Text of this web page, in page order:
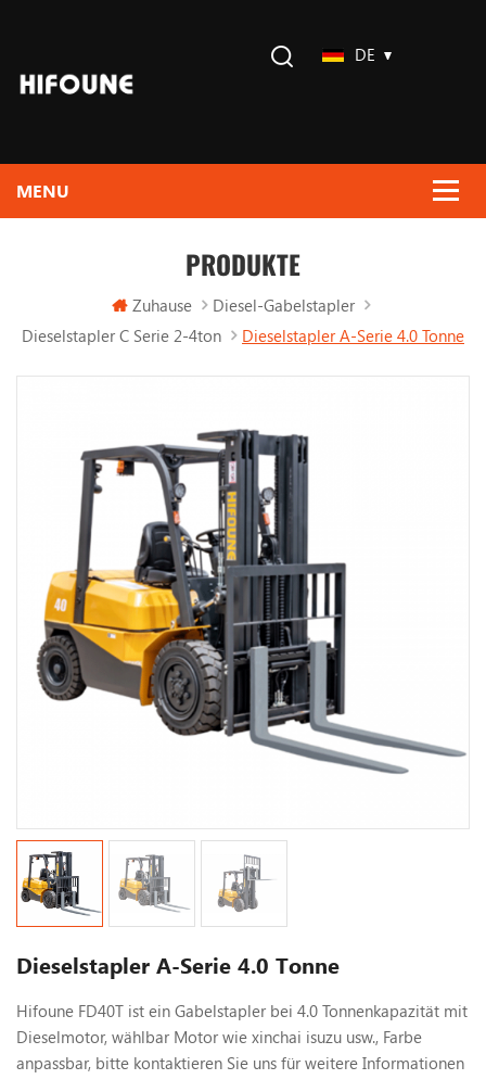
DE
PRODUKTE
Zuhause
Diesel-Gabelstapler
Dieselstapler C Serie 2-4ton
Dieselstapler A-Serie 4.0 Tonne
Dieselstapler A-Serie 4.0 Tonne
Hifoune FD40T ist ein Gabelstapler bei 4.0 Tonnenkapazität mit
Dieselmotor, wählbar Motor wie xinchai isuzu usw., Farbe
anpassbar, bitte kontaktieren Sie uns für weitere Informationen